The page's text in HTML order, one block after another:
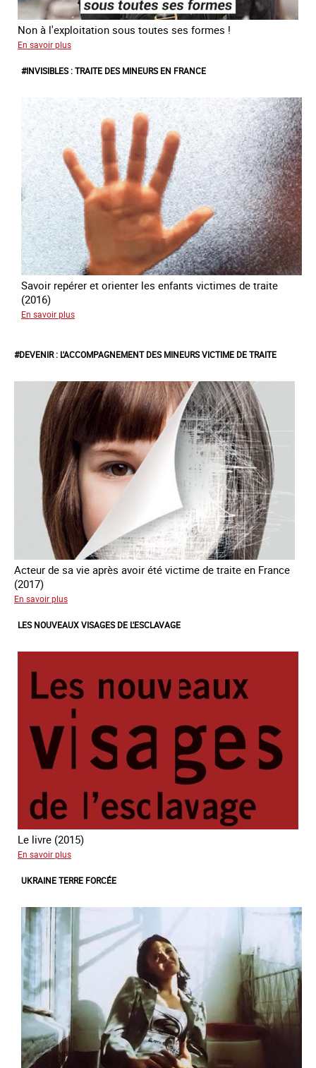
Non à l'exploitation sous toutes ses formes !
En savoir plus
aux
exilées.
#INVISIBLES : TRAITE DES MINEURS EN FRANCE
Savoir repérer et orienter les enfants victimes de traite
(2016)
En savoir plus
Traite
mineurs
en
France
#DEVENIR : L'ACCOMPAGNEMENT DES MINEURS VICTIME DE TRAITE
Acteur de sa vie après avoir été victime de traite en France
(2017)
En savoir plus
:
des
victime
de
traite
LES NOUVEAUX VISAGES DE L'ESCLAVAGE
Le livre (2015)
En savoir plus
nouveaux
de
l'esclavage
UKRAINE TERRE FORCÉE